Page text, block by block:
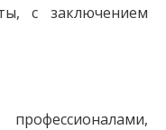
с заключением